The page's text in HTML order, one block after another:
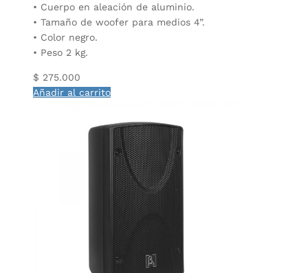
• Cuerpo en aleación de aluminio.
• Tamaño de woofer para medios 4”.
• Color negro.
• Peso 2 kg.
$ 275.000
Añadir al carrito